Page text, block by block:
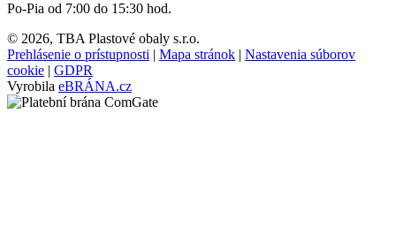
Po-Pia od 7:00 do 15:30 hod.
© 2026, TBA Plastové obaly s.r.o.
Prehlásenie o prístupnosti | Mapa stránok | Nastavenia súborov
cookie | GDPR
Vyrobila eBRÁNA.cz